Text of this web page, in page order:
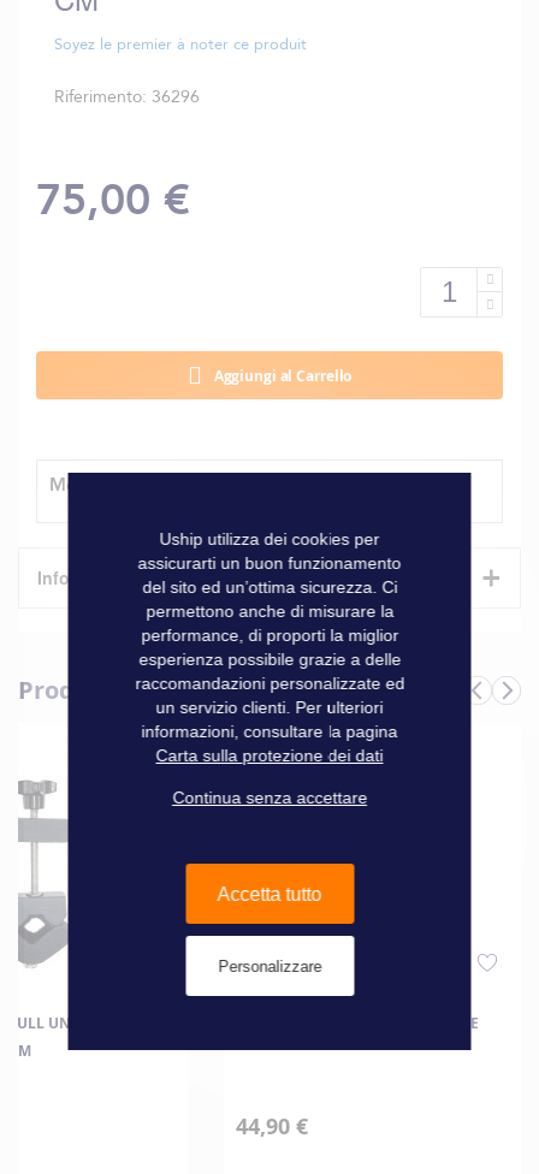
Soyez le premier à noter ce produit
Riferimento 36296
75,00 €
Aggiungi al Carrello
Modalità di consegna
Informazioni tecniche +
Caratteristiche
Informazioni
Stopgull
Produits complémentaires
UNIVERSALE
MM
SUPPORTO STOPGULL VENTOUSE
44,90 €
Uship utilizza dei cookies per
assicurarti un buon funzionamento
del sito ed un’ottima sicurezza. Ci
permettono anche di misurare la
performance, di proporti la miglior
esperienza possibile grazie a delle
raccomandazioni personalizzate ed
un servizio clienti. Per ulteriori
informazioni, consultare la pagina
Carta sulla protezione dei dati
Continua senza accettare
Accetta tutto
Personalizzare